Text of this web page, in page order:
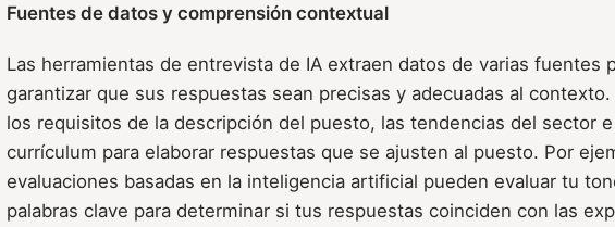
Fuentes de datos y comprensión contextual
Las herramientas de entrevista de IA extraen datos de varias fuentes
garantizar que sus respuestas sean precisas y adecuadas al contexto.
los requisitos de la descripción del puesto, las tendencias del sector
currículum para elaborar respuestas que se ajusten al puesto. Por
evaluaciones basadas en la inteligencia artificial pueden evaluar tu
palabras clave para determinar si tus respuestas coinciden con las